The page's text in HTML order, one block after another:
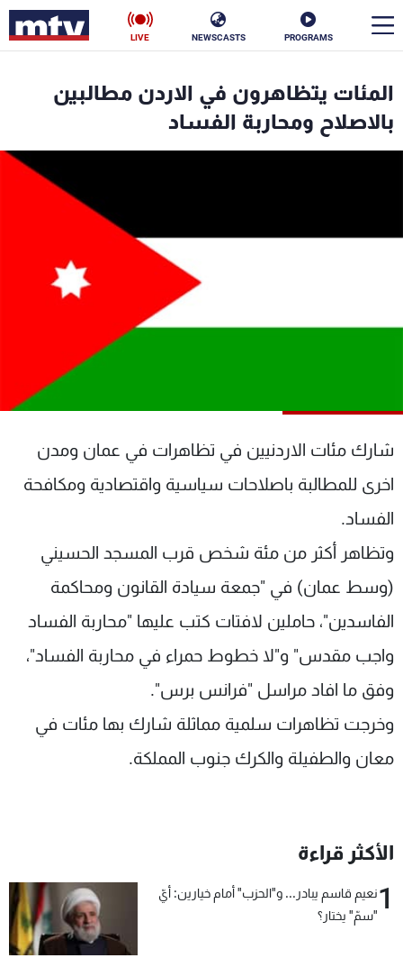
PROGRAMS
NEWSCASTS
LIVE
المئات يتظاهرون في الاردن مطالبين
بالاصلاح ومحاربة الفساد
شارك مئات الاردنيين في تظاهرات في عمان ومدن
اخرى للمطالبة باصلاحات سياسية واقتصادية ومكافحة
الفساد.
وتظاهر أكثر من مئة شخص قرب المسجد الحسيني
(وسط عمان) في "جمعة سيادة القانون ومحاكمة
الفاسدين"، حاملين لافتات كتب عليها "محاربة الفساد
واجب مقدس" و"لا خطوط حمراء في محاربة الفساد"،
وفق ما افاد مراسل "فرانس برس".
وخرجت تظاهرات سلمية مماثلة شارك بها مئات في
معان والطفيلة والكرك جنوب المملكة.
الأكثر قراءة
1نعيم قاسم يبادر... و"الحزب" أمام خيارين: أيّ
"سمّ" يختار؟
الأخبار
رياضة
الترددات
الإنـتـاج
لاعلاناتكم
شروط الإسـتخدام
سياسة الخصوصية